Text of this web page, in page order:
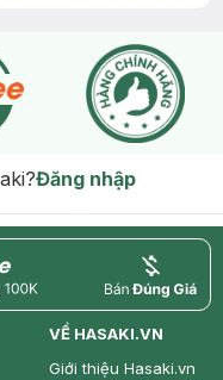
Đăng nhập
price
VỀ HASAKI.VN
Giới thiệu Hasaki.vn